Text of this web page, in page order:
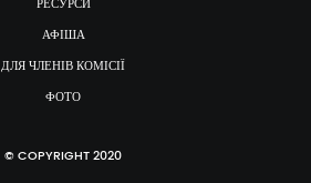
РЕСУРСИ
АФІША
ДЛЯ ЧЛЕНІВ КОМІСІЇ
ФОТО
© COPYRIGHT 2020